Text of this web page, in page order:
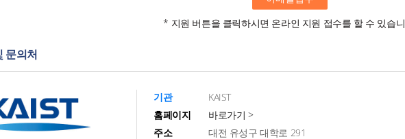
* 지원 버튼을 클릭하시면 온라인 지원 접수를 할 수 있습
문의처
기관
KAIST
홈페이지
바로가기 >
주소
대전 유성구 대학로 291